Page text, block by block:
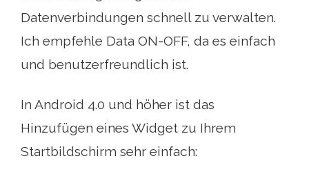
Datenverbindungen schnell zu verwalten.
Ich empfehle Data ON-OFF, da es einfach
und benutzerfreundlich ist.
In Android 4.0 und höher ist das
Hinzufügen eines Widget zu Ihrem
Startbildschirm sehr einfach: